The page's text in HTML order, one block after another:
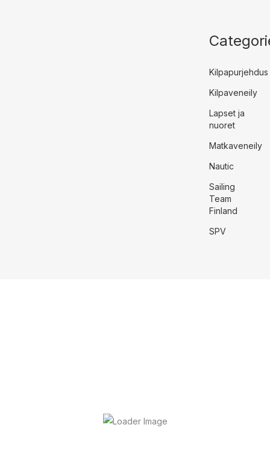
Kilpapurjehdus
Kilpaveneily
Lapset ja
nuoret
Matkaveneily
Nautic
Sailing
Team
Finland
SPV